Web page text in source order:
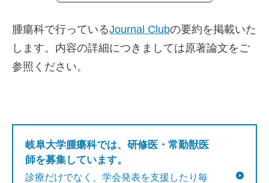
腫瘍科で行っているJournal Clubの要約を掲載いた
します。内容の詳細につきましては原著論文をご
参照ください。
岐阜大学腫瘍科では、研修医・常勤獣医
師を募集しています。
診療だけでなく、学会発表を支援したり毎